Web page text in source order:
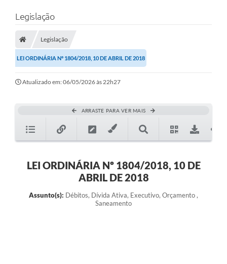
Legislação
Legislação
LEI ORDINÁRIA Nº 1804/2018, 10 DE ABRIL DE 2018
Atualizado em: 06/05/2026 às 22h27
ARRASTE PARA VER MAIS
LEI ORDINÁRIA Nº 1804/2018, 10 DE
ABRIL DE 2018
Assunto(s): Débitos, Dívida Ativa, Executivo, Orçamento ,
Saneamento